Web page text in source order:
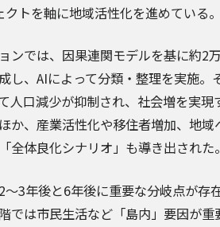
トを軸に地域活性化を進めている
ンでは、因果連関モデルを基に約2
し、AIによって分類・整理を実施。
人口減少が抑制され、社会増を実現
か、産業活性化や移住者増加、地域
全体良化シナリオ」も導き出された
～3年後と6年後に重要な分岐点が存
では市民生活など「島内」要因が重